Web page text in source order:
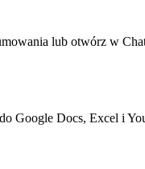
lub otwórz w
Google Docs, Excel i